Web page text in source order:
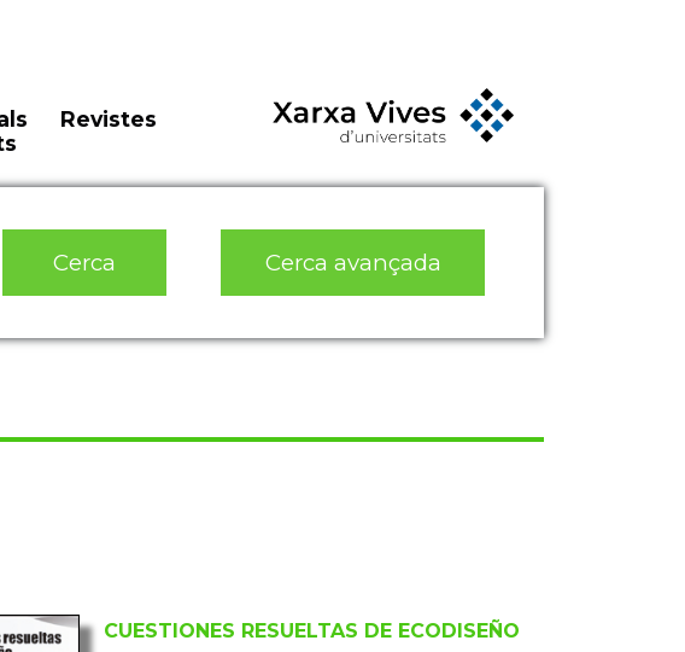
Revistes
Cerca Cerca avançada
CUESTIONES RESUELTAS DE ECODISEÑO